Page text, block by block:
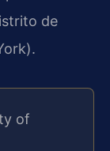
de
of